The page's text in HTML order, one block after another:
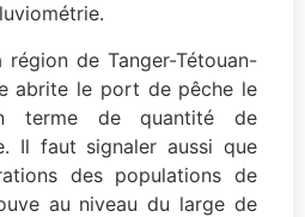
de Tanger-Tétouan-
abrite le port de pêche le
terme de quantité de
Il faut signaler aussi que
des populations de
au niveau du large de